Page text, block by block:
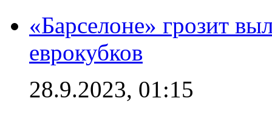
«Барселоне» грозит
еврокубков
28.9.2023, 01:15